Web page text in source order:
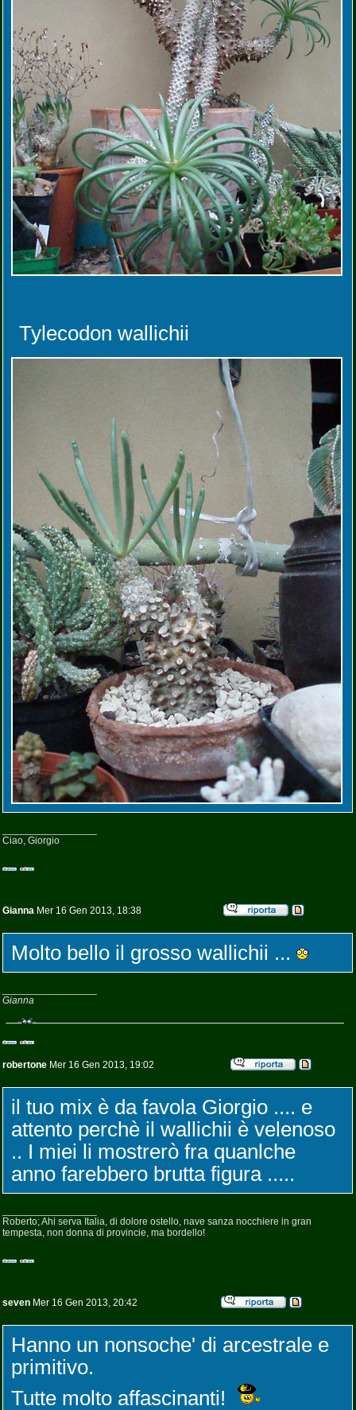
Tylecodon wallichii
Ciao, Giorgio
Gianna Mer 16 Gen 2013, 18:38
Molto bello il grosso wallichii ...
Gianna
robertone Mer 16 Gen 2013, 19:02
il tuo mix è da favola Giorgio .... e
attento perchè il wallichii è velenoso
.. I miei li mostrerò fra quanlche
anno farebbero brutta figura .....
Roberto; Ahi serva Italia, di dolore ostello, nave sanza nocchiere in gran
tempesta, non donna di provincie, ma bordello!
seven Mer 16 Gen 2013, 20:42
Hanno un nonsoche' di arcestrale e
primitivo.
Tutte molto affascinanti!